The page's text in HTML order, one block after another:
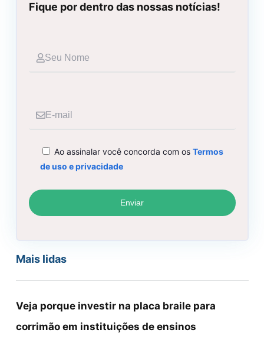
Fique por dentro das nossas notícias!
Nome
Ao assinalar você concorda com os Termos
de uso e privacidade
Mais lidas
Veja porque investir na placa braile para
corrimão em instituições de ensinos